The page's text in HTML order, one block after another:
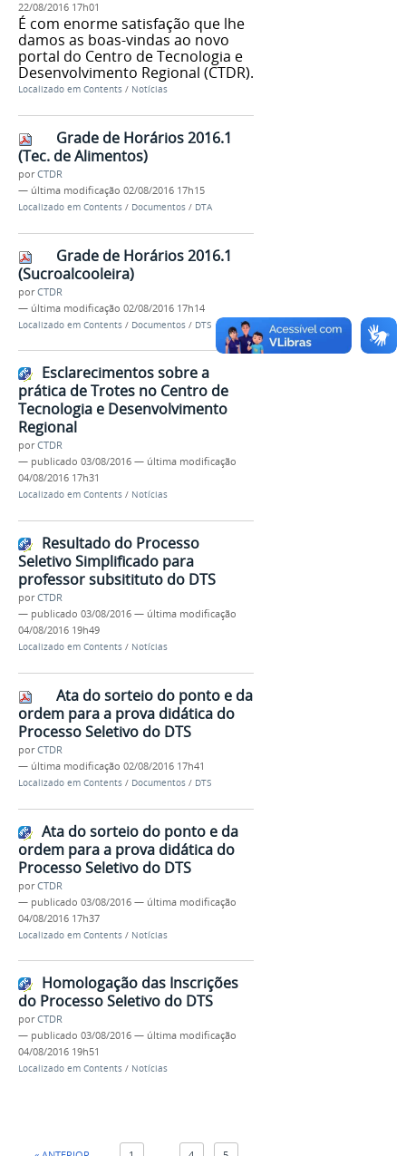
22/08/2016 17h01
É com enorme satisfação que lhe
damos as boas-vindas ao novo
portal do Centro de Tecnologia e
Desenvolvimento Regional (CTDR).
Localizado em Contents / Notícias
Grade de Horários 2016.1
(Tec. de Alimentos)
porCTDR
— última modificação 02/08/2016 17h15
Localizado em Contents / Documentos / DTA
Grade de Horários 2016.1
(Sucroalcooleira)
porCTDR
— última modificação 02/08/2016 17h14
Localizado em Contents / Documentos / DTS
Esclarecimentos sobre a
prática de Trotes no Centro de
Tecnologia e Desenvolvimento
Regional
porCTDR
— publicado 03/08/2016 — última modificação
04/08/2016 17h31
Localizado em Contents / Notícias
Resultado do Processo
Seletivo Simplificado para
professor subsitituto do DTS
porCTDR
— publicado 03/08/2016 — última modificação
04/08/2016 19h49
Localizado em Contents / Notícias
Ata do sorteio do ponto e da
ordem para a prova didática do
Processo Seletivo do DTS
porCTDR
— última modificação 02/08/2016 17h41
Localizado em Contents / Documentos / DTS
Ata do sorteio do ponto e da
ordem para a prova didática do
Processo Seletivo do DTS
porCTDR
— publicado 03/08/2016 — última modificação
04/08/2016 17h37
Localizado em Contents / Notícias
Homologação das Inscrições
do Processo Seletivo do DTS
porCTDR
— publicado 03/08/2016 — última modificação
04/08/2016 19h51
Localizado em Contents / Notícias